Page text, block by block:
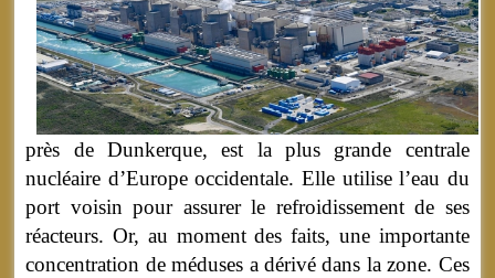
près de Dunkerque, est la plus grande centrale
nucléaire d’Europe occidentale. Elle utilise l’eau du
port voisin pour assurer le refroidissement de ses
réacteurs. Or, au moment des faits, une importante
concentration de méduses a dérivé dans la zone. Ces